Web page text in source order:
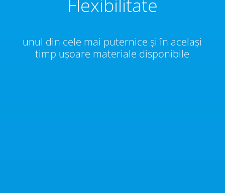
Flexibilitate
unul din cele mai puternice și în același
timp ușoare materiale disponibile